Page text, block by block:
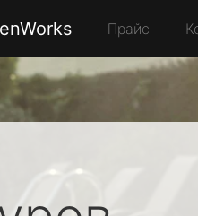
Прайс